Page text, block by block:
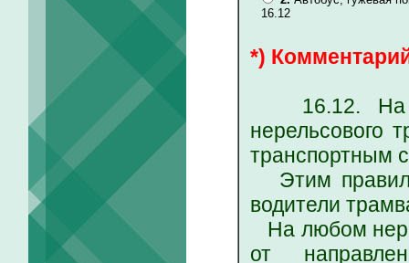
16.12
*)
16.12. На
нерельсового
транспортным
Этим
водители
На любом
от